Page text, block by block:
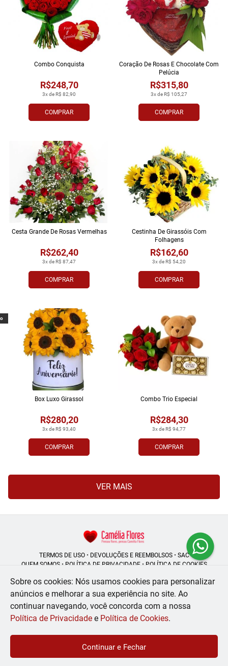
COMPRAR
3x de R$ 82,90
R$248,70
Combo Conquista
COMPRAR
3x de R$ 105,27
R$315,80
Coração De Rosas E Chocolate Com
Pelúcia
COMPRAR
3x de R$ 87,47
R$262,40
Cesta Grande De Rosas Vermelhas
COMPRAR
3x de R$ 54,20
R$162,60
Cestinha De Girassóis Com
Folhagens
COMPRAR
3x de R$ 93,40
R$280,20
Box Luxo Girassol
COMPRAR
3x de R$ 94,77
R$284,30
Combo Trio Especial
VER MAIS
TERMOS DE USO• DEVOLUÇÕES E REEMBOLSOS• SAC
QUEM SOMOS• POLÍTICA DE PRIVACIDADE• POLÍTICA DE COOKIES
Camélia Flores | CNPJ: 08.250.956/0001-53
Rua do Rosário - 164, Centro - Rio de Janeiro - RJ - 20041-002
© 2024-2026 - Todos os direitos reservados - Desenvolvido por
Sobre os cookies: Nós usamos cookies para personalizar
anúncios e melhorar a sua experiência no site. Ao
continuar navegando, você concorda com a nossa
Política de Privacidade e Política de Cookies.
Continuar e Fechar